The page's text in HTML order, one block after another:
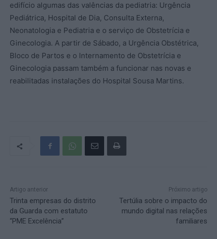
edifício algumas das valências da pediatria: Urgência
Pediátrica, Hospital de Dia, Consulta Externa,
Neonatologia e Pediatria e o serviço de Obstetrícia e
Ginecologia. A partir de Sábado, a Urgência Obstétrica,
Bloco de Partos e o Internamento de Obstetrícia e
Ginecologia passam também a funcionar nas novas e
reabilitadas instalações do Hospital Sousa Martins.
Artigo anterior
Trinta empresas do distrito
da Guarda com estatuto
“PME Excelência”
Próximo artigo
Tertúlia sobre o impacto do
mundo digital nas relações
familiares